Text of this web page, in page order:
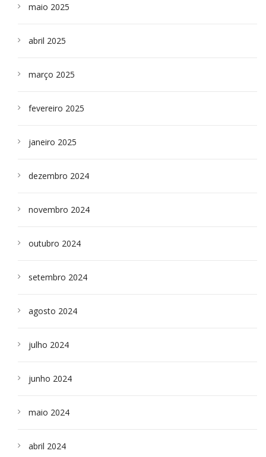
maio 2025
abril 2025
março 2025
fevereiro 2025
janeiro 2025
dezembro 2024
novembro 2024
outubro 2024
setembro 2024
agosto 2024
julho 2024
junho 2024
maio 2024
abril 2024